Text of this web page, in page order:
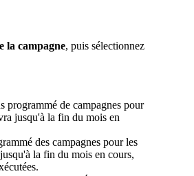
la campagne, puis sélectionnez
programmé de campagnes pour
jusqu'à la fin du mois en
des campagnes pour les
la fin du mois en cours,